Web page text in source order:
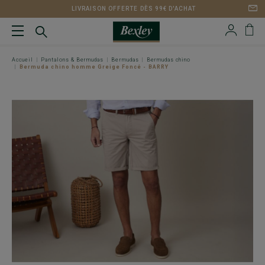
LIVRAISON OFFERTE DÈS 99€ D'ACHAT
Accueil Pantalons & Bermudas Bermudas
Bermudas chino
Bermuda chino homme Greige Foncé - BARRY